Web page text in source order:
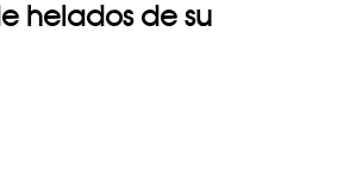
helados de su